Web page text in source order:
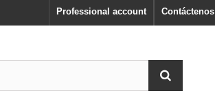
Contáctenos
Professional account